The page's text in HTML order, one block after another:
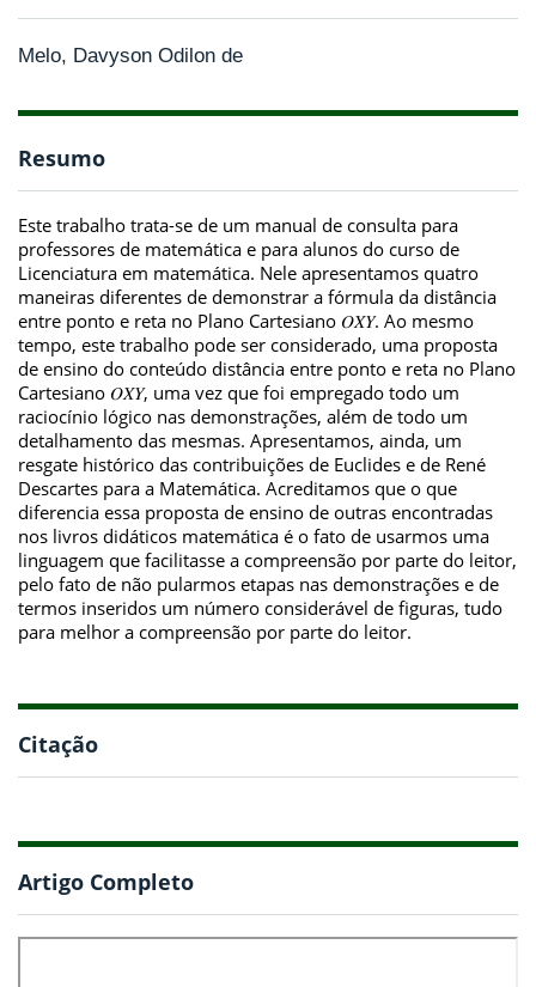
Melo, Davyson Odilon de
Resumo
Este trabalho trata-se de um manual de consulta para
professores de matemática e para alunos do curso de
Licenciatura em matemática. Nele apresentamos quatro
maneiras diferentes de demonstrar a fórmula da distância
entre ponto e reta no Plano Cartesiano 𝑂𝑋𝑌. Ao mesmo
tempo, este trabalho pode ser considerado, uma proposta
de ensino do conteúdo distância entre ponto e reta no Plano
Cartesiano 𝑂𝑋𝑌, uma vez que foi empregado todo um
raciocínio lógico nas demonstrações, além de todo um
detalhamento das mesmas. Apresentamos, ainda, um
resgate histórico das contribuições de Euclides e de René
Descartes para a Matemática. Acreditamos que o que
diferencia essa proposta de ensino de outras encontradas
nos livros didáticos matemática é o fato de usarmos uma
linguagem que facilitasse a compreensão por parte do leitor,
pelo fato de não pularmos etapas nas demonstrações e de
termos inseridos um número considerável de figuras, tudo
para melhor a compreensão por parte do leitor.
Citação
Artigo Completo